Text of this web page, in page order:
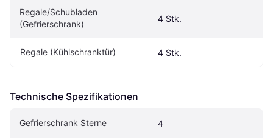
Regale/Schubladen
(Gefrierschrank)
4 Stk.
Regale (Kühlschranktür) 4 Stk.
Technische Spezifikationen
Gefrierschrank Sterne 4